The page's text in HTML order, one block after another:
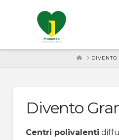
HOMEDIVENTO
Divento
Centri polivalenti